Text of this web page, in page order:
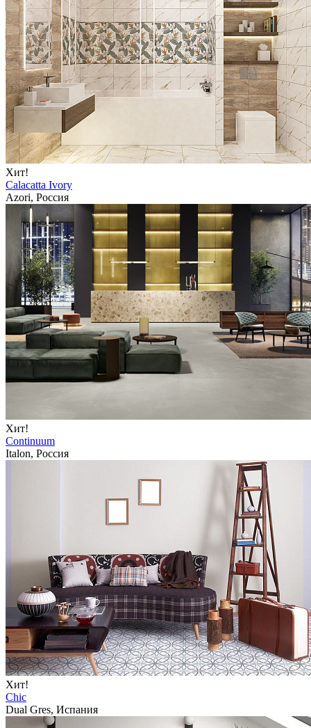
Хит!
Calacatta Ivory
Azori, Россия
Хит!
Continuum
Italon, Россия
Хит!
Chic
Dual Gres, Испания